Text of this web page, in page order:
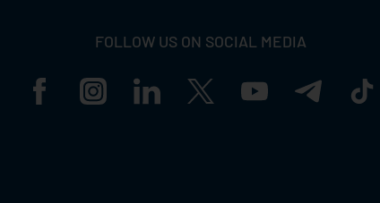
FOLLOW US ON SOCIAL MEDIA